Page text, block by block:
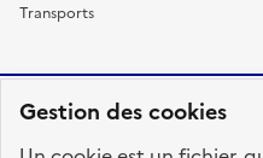
Gestion des cookies
Transports